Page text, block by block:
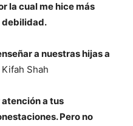
la cual me hice más
debilidad.
a nuestras hijas a
Kifah Shah
a tus
Pero no